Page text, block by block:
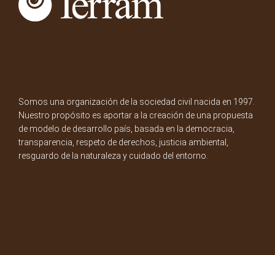
Somos una organización de la sociedad civil nacida en 1997.
Nuestro propósito es aportar a la creación de una propuesta
de modelo de desarrollo país, basada en la democracia,
transparencia, respeto de derechos, justicia ambiental,
resguardo de la naturaleza y cuidado del entorno.